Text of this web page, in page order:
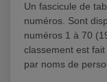
Un fascicule de
numéros. Sont
numéros 1 à 70
classement est
par noms de